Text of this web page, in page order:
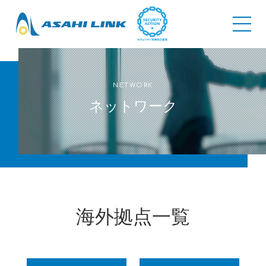
NETWORK
ネットワーク
海外拠点一覧